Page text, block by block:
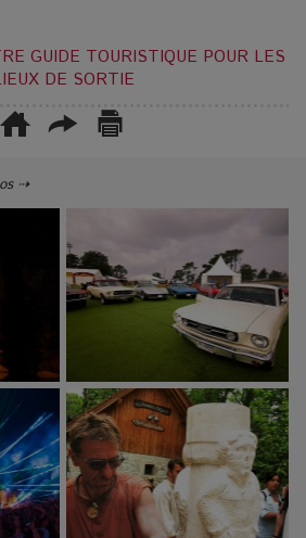
GUIDE TOURISTIQUE POUR LES
DE SORTIE
⇢